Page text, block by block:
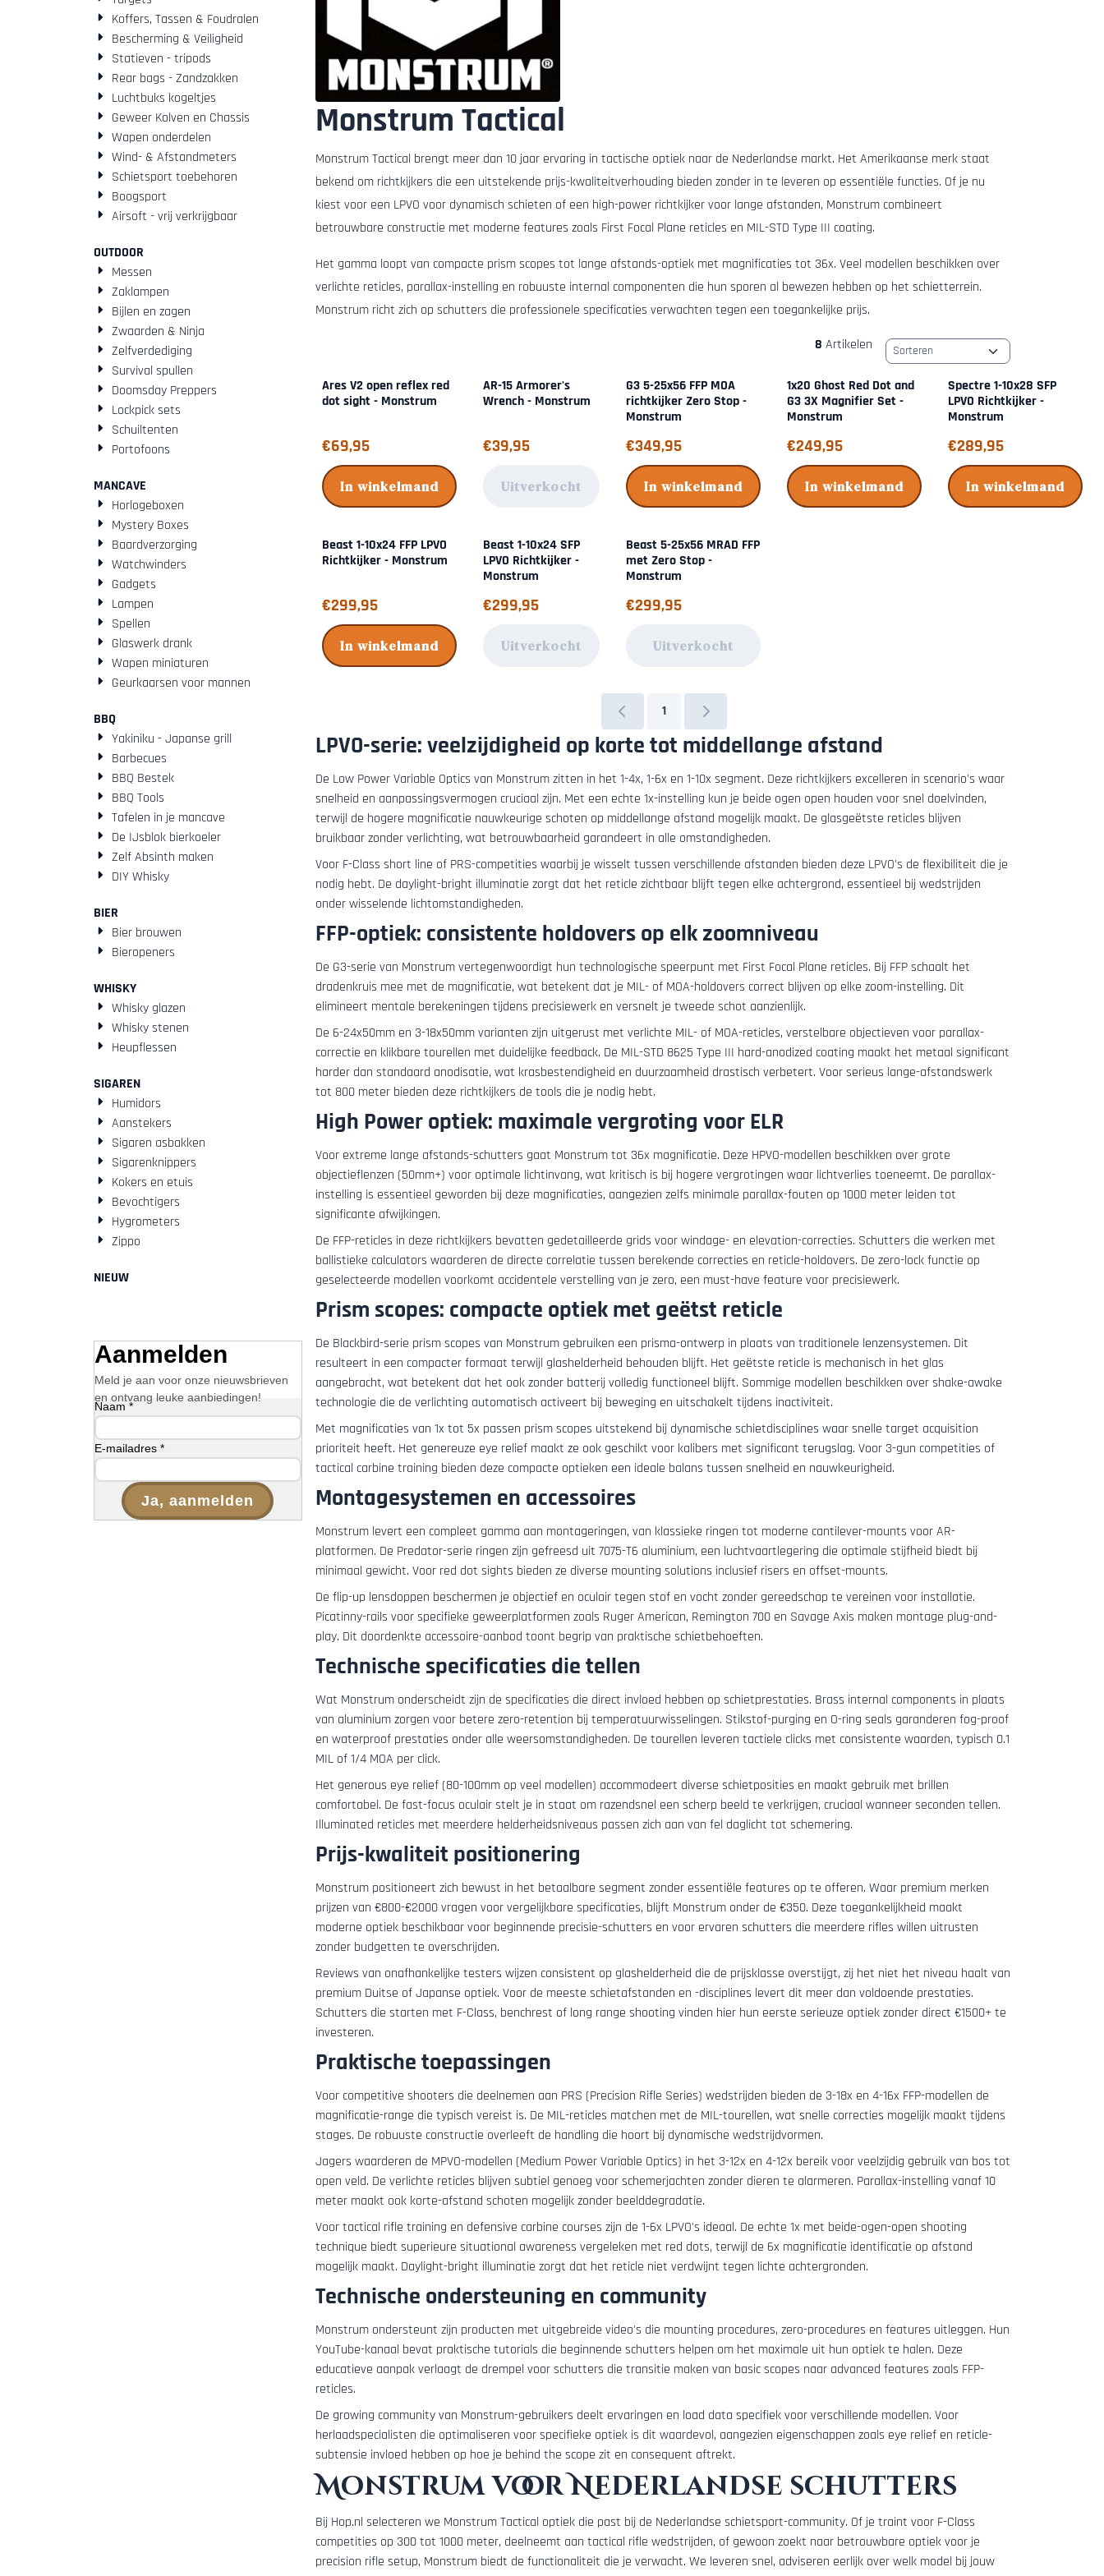
Koffers, Tassen & Foudralen
Bescherming & Veiligheid
Statieven - tripods
Rear bags - Zandzakken
Luchtbuks kogeltjes
Geweer Kolven en Chassis
Wapen onderdelen
Wind- & Afstandmeters
Schietsport toebehoren
Boogsport
Airsoft - vrij verkrijgbaar
OUTDOOR
Messen
Zaklampen
Bijlen en zagen
Zwaarden & Ninja
Zelfverdediging
Survival spullen
Doomsday Preppers
Lockpick sets
Schuiltenten
Portofoons
MANCAVE
Horlogeboxen
Mystery Boxes
Baardverzorging
Watchwinders
Gadgets
Lampen
Spellen
Glaswerk drank
Wapen miniaturen
Geurkaarsen voor mannen
BBQ
Yakiniku - Japanse grill
Barbecues
BBQ Bestek
BBQ Tools
Tafelen in je mancave
De IJsblok bierkoeler
Zelf Absinth maken
DIY Whisky
BIER
Bier brouwen
Bieropeners
WHISKY
Whisky glazen
Whisky stenen
Heupflessen
SIGAREN
Humidors
Aanstekers
Sigaren asbakken
Sigarenknippers
Kokers en etuis
Bevochtigers
Hygrometers
Zippo
NIEUW
Aanmelden
Meld je aan voor onze nieuwsbrieven
en ontvang leuke aanbiedingen!
Naam *
E-mailadres *
Ja, aanmelden
Monstrum Tactical
Monstrum Tactical brengt meer dan 10 jaar ervaring in tactische optiek naar de Nederlandse markt. Het Amerikaanse merk staat
bekend om richtkijkers die een uitstekende prijs-kwaliteitverhouding bieden zonder in te leveren op essentiële functies. Of je nu
kiest voor een LPVO voor dynamisch schieten of een high-power richtkijker voor lange afstanden, Monstrum combineert
betrouwbare constructie met moderne features zoals First Focal Plane reticles en MIL-STD Type III coating.
Het gamma loopt van compacte prism scopes tot lange afstands-optiek met magnificaties tot 36x. Veel modellen beschikken over
verlichte reticles, parallax-instelling en robuuste internal componenten die hun sporen al bewezen hebben op het schietterrein.
Monstrum richt zich op schutters die professionele specificaties verwachten tegen een toegankelijke prijs.
8 Artikelen Sorteermethode
Ares V2 open reflex red
dot sight - Monstrum
Prijs: 69,95
€69,95
In winkelmand
AR-15 Armorer's
Wrench - Monstrum
Prijs: 39,95
€39,95
Uitverkocht
G3 5-25x56 FFP MOA
richtkijker Zero Stop -
Monstrum
Prijs: 349,95
€349,95
In winkelmand
1x20 Ghost Red Dot and
G3 3X Magnifier Set -
Monstrum
Prijs: 249,95
€249,95
In winkelmand
Spectre 1-10x28 SFP
LPVO Richtkijker -
Monstrum
Prijs: 289,95
€289,95
In winkelmand
Beast 1-10x24 FFP LPVO
Richtkijker - Monstrum
Prijs: 299,95
€299,95
In winkelmand
Beast 1-10x24 SFP
LPVO Richtkijker -
Monstrum
Prijs: 299,95
€299,95
Uitverkocht
Beast 5-25x56 MRAD FFP
met Zero Stop -
Monstrum
Prijs: 299,95
€299,95
Uitverkocht
1
LPVO-serie: veelzijdigheid op korte tot middellange afstand
De Low Power Variable Optics van Monstrum zitten in het 1-4x, 1-6x en 1-10x segment. Deze richtkijkers excelleren in scenario's waar
snelheid en aanpassingsvermogen cruciaal zijn. Met een echte 1x-instelling kun je beide ogen open houden voor snel doelvinden,
terwijl de hogere magnificatie nauwkeurige schoten op middellange afstand mogelijk maakt. De glasgeëtste reticles blijven
bruikbaar zonder verlichting, wat betrouwbaarheid garandeert in alle omstandigheden.
Voor F-Class short line of PRS-competities waarbij je wisselt tussen verschillende afstanden bieden deze LPVO's de flexibiliteit die je
nodig hebt. De daylight-bright illuminatie zorgt dat het reticle zichtbaar blijft tegen elke achtergrond, essentieel bij wedstrijden
onder wisselende lichtomstandigheden.
FFP-optiek: consistente holdovers op elk zoomniveau
De G3-serie van Monstrum vertegenwoordigt hun technologische speerpunt met First Focal Plane reticles. Bij FFP schaalt het
dradenkruis mee met de magnificatie, wat betekent dat je MIL- of MOA-holdovers correct blijven op elke zoom-instelling. Dit
elimineert mentale berekeningen tijdens precisiewerk en versnelt je tweede schot aanzienlijk.
De 6-24x50mm en 3-18x50mm varianten zijn uitgerust met verlichte MIL- of MOA-reticles, verstelbare objectieven voor parallax-
correctie en klikbare tourellen met duidelijke feedback. De MIL-STD 8625 Type III hard-anodized coating maakt het metaal significant
harder dan standaard anodisatie, wat krasbestendigheid en duurzaamheid drastisch verbetert. Voor serieus lange-afstandswerk
tot 800 meter bieden deze richtkijkers de tools die je nodig hebt.
High Power optiek: maximale vergroting voor ELR
Voor extreme lange afstands-schutters gaat Monstrum tot 36x magnificatie. Deze HPVO-modellen beschikken over grote
objectieflenzen (50mm+) voor optimale lichtinvang, wat kritisch is bij hogere vergrotingen waar lichtverlies toeneemt. De parallax-
instelling is essentieel geworden bij deze magnificaties, aangezien zelfs minimale parallax-fouten op 1000 meter leiden tot
significante afwijkingen.
De FFP-reticles in deze richtkijkers bevatten gedetailleerde grids voor windage- en elevation-correcties. Schutters die werken met
ballistieke calculators waarderen de directe correlatie tussen berekende correcties en reticle-holdovers. De zero-lock functie op
geselecteerde modellen voorkomt accidentele verstelling van je zero, een must-have feature voor precisiewerk.
Prism scopes: compacte optiek met geëtst reticle
De Blackbird-serie prism scopes van Monstrum gebruiken een prisma-ontwerp in plaats van traditionele lenzensystemen. Dit
resulteert in een compacter formaat terwijl glashelderheid behouden blijft. Het geëtste reticle is mechanisch in het glas
aangebracht, wat betekent dat het ook zonder batterij volledig functioneel blijft. Sommige modellen beschikken over shake-awake
technologie die de verlichting automatisch activeert bij beweging en uitschakelt tijdens inactiviteit.
Met magnificaties van 1x tot 5x passen prism scopes uitstekend bij dynamische schietdisciplines waar snelle target acquisition
prioriteit heeft. Het genereuze eye relief maakt ze ook geschikt voor kalibers met significant terugslag. Voor 3-gun competities of
tactical carbine training bieden deze compacte optieken een ideale balans tussen snelheid en nauwkeurigheid.
Montagesystemen en accessoires
Monstrum levert een compleet gamma aan montageringen, van klassieke ringen tot moderne cantilever-mounts voor AR-
platformen. De Predator-serie ringen zijn gefreesd uit 7075-T6 aluminium, een luchtvaartlegering die optimale stijfheid biedt bij
minimaal gewicht. Voor red dot sights bieden ze diverse mounting solutions inclusief risers en offset-mounts.
De flip-up lensdoppen beschermen je objectief en oculair tegen stof en vocht zonder gereedschap te vereinen voor installatie.
Picatinny-rails voor specifieke geweerplatformen zoals Ruger American, Remington 700 en Savage Axis maken montage plug-and-
play. Dit doordenkte accessoire-aanbod toont begrip van praktische schietbehoeften.
Technische specificaties die tellen
Wat Monstrum onderscheidt zijn de specificaties die direct invloed hebben op schietprestaties. Brass internal components in plaats
van aluminium zorgen voor betere zero-retention bij temperatuurwisselingen. Stikstof-purging en O-ring seals garanderen fog-proof
en waterproof prestaties onder alle weersomstandigheden. De tourellen leveren tactiele clicks met consistente waarden, typisch 0.1
MIL of 1/4 MOA per click.
Het generous eye relief (80-100mm op veel modellen) accommodeert diverse schietposities en maakt gebruik met brillen
comfortabel. De fast-focus oculair stelt je in staat om razendsnel een scherp beeld te verkrijgen, cruciaal wanneer seconden tellen.
Illuminated reticles met meerdere helderheidsniveaus passen zich aan van fel daglicht tot schemering.
Prijs-kwaliteit positionering
Monstrum positioneert zich bewust in het betaalbare segment zonder essentiële features op te offeren. Waar premium merken
prijzen van €800-€2000 vragen voor vergelijkbare specificaties, blijft Monstrum onder de €350. Deze toegankelijkheid maakt
moderne optiek beschikbaar voor beginnende precisie-schutters en voor ervaren schutters die meerdere rifles willen uitrusten
zonder budgetten te overschrijden.
Reviews van onafhankelijke testers wijzen consistent op glashelderheid die de prijsklasse overstijgt, zij het niet het niveau haalt van
premium Duitse of Japanse optiek. Voor de meeste schietafstanden en -disciplines levert dit meer dan voldoende prestaties.
Schutters die starten met F-Class, benchrest of long range shooting vinden hier hun eerste serieuze optiek zonder direct €1500+ te
investeren.
Praktische toepassingen
Voor competitive shooters die deelnemen aan PRS (Precision Rifle Series) wedstrijden bieden de 3-18x en 4-16x FFP-modellen de
magnificatie-range die typisch vereist is. De MIL-reticles matchen met de MIL-tourellen, wat snelle correcties mogelijk maakt tijdens
stages. De robuuste constructie overleeft de handling die hoort bij dynamische wedstrijdvormen.
Jagers waarderen de MPVO-modellen (Medium Power Variable Optics) in het 3-12x en 4-12x bereik voor veelzijdig gebruik van bos tot
open veld. De verlichte reticles blijven subtiel genoeg voor schemerjachten zonder dieren te alarmeren. Parallax-instelling vanaf 10
meter maakt ook korte-afstand schoten mogelijk zonder beelddegradatie.
Voor tactical rifle training en defensive carbine courses zijn de 1-6x LPVO's ideaal. De echte 1x met beide-ogen-open shooting
technique biedt superieure situational awareness vergeleken met red dots, terwijl de 6x magnificatie identificatie op afstand
mogelijk maakt. Daylight-bright illuminatie zorgt dat het reticle niet verdwijnt tegen lichte achtergronden.
Technische ondersteuning en community
Monstrum ondersteunt zijn producten met uitgebreide video's die mounting procedures, zero-procedures en features uitleggen. Hun
YouTube-kanaal bevat praktische tutorials die beginnende schutters helpen om het maximale uit hun optiek te halen. Deze
educatieve aanpak verlaagt de drempel voor schutters die transitie maken van basic scopes naar advanced features zoals FFP-
reticles.
De growing community van Monstrum-gebruikers deelt ervaringen en load data specifiek voor verschillende modellen. Voor
herlaadspecialisten die optimaliseren voor specifieke optiek is dit waardevol, aangezien eigenschappen zoals eye relief en reticle-
subtensie invloed hebben op hoe je behind the scope zit en consequent aftrekt.
Monstrum voor Nederlandse schutters
Bij Hop.nl selecteren we Monstrum Tactical optiek die past bij de Nederlandse schietsport-community. Of je traint voor F-Class
competities op 300 tot 1000 meter, deelneemt aan tactical rifle wedstrijden, of gewoon zoekt naar betrouwbare optiek voor je
precision rifle setup, Monstrum biedt de functionaliteit die je verwacht. We leveren snel, adviseren eerlijk over welk model bij jouw